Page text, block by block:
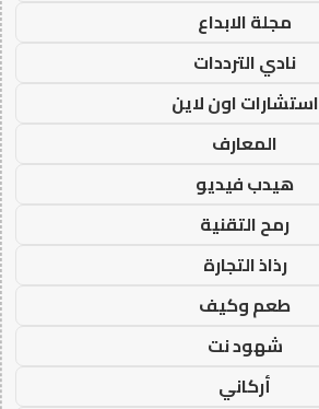
مجلة الابداع
نادي الترددات
استشارات اون لاين
المعارف
هيدب فيديو
رمح التقنية
رذاذ التجارة
طعم وكيف
شهود نت
أركاني